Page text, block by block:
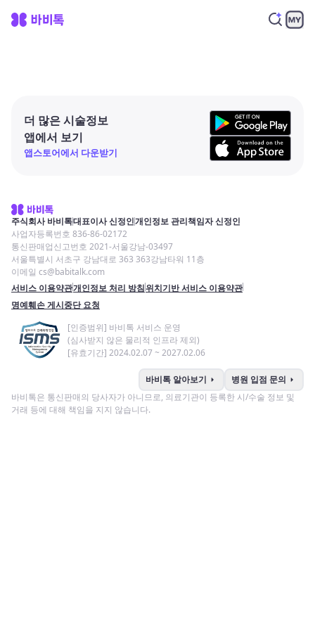
더 많은 시술정보
앱에서 보기
앱스토어에서 다운받기
주식회사 바비톡대표이사 신정인개인정보 관리책임자 신정인
사업자등록번호 836-86-02172
통신판매업신고번호 2021-서울강남-03497
서울특별시 서초구 강남대로 363 363강남타워 11층
이메일 cs@babitalk.com
서비스 이용약관개인정보 처리 방침위치기반 서비스 이용약관
명예훼손 게시중단 요청
[인증범위] 바비톡 서비스 운영
(심사받지 않은 물리적 인프라 제외)
[유효기간] 2024.02.07 ~ 2027.02.06
바비톡 알아보기 arrow_right 병원 입점 문의 arrow_right
바비톡은 통신판매의 당사자가 아니므로, 의료기관이 등록한 시/수술 정보 및
거래 등에 대해 책임을 지지 않습니다.